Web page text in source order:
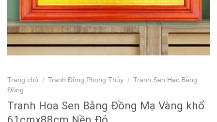
Trang chủ / Tranh Đồng Phong Thủy / Tranh Sen Hạc Bằng
Đồng
Tranh Hoa Sen Bằng Đồng Mạ Vàng khổ
61cmx88cm Nền Đỏ